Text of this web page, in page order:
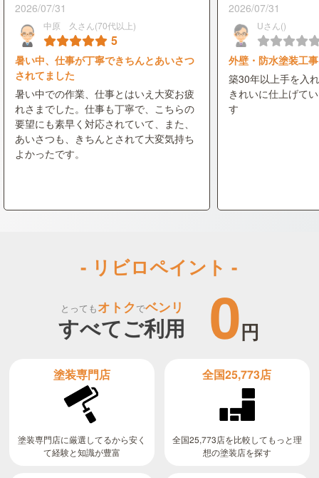
2026/07/31
中原 久さん(70代以上)
5
暑い中、仕事が丁寧できちんとあいさつ
されてました
暑い中での作業、仕事とはいえ大変お疲
れさまでした。仕事も丁寧で、こちらの
要望にも素早く対応されていて、また、
あいさつも、きちんとされて大変気持ち
よかったです。
2026/07/31
Uさん()
外壁・防水塗装工事
築30年以上手を入
きれいに仕上げて
す
- リビロペイント -
とってもオトクでベンリ
すべてご利用 0円
塗装専門店
塗装専門店に厳選してるから安く
て経験と知識が豊富
全国25,773店
全国25,773店を比較してもっと理
想の塗装店を探す